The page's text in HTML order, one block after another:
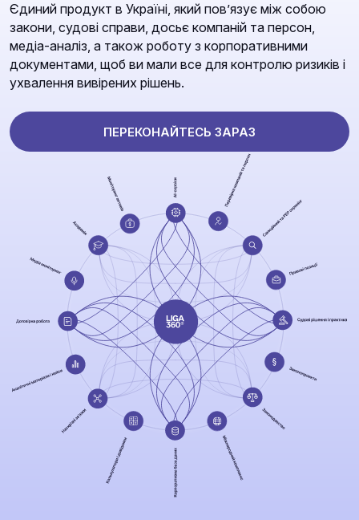
Єдиний продукт в Україні, який повʼязує між собою
закони, судові справи, досьє компаній та персон,
медіа-аналіз, а також роботу з корпоративними
документами, щоб ви мали все для контролю ризиків і
ухвалення вивірених рішень.
ПЕРЕКОНАЙТЕСЬ ЗАРАЗ